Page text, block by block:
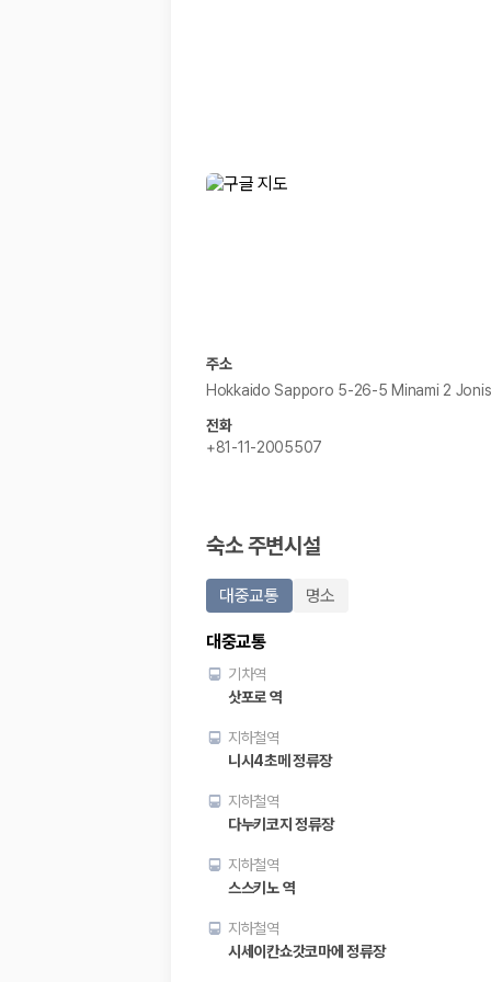
혼자 또는 2인 여행에 적합하며 제주 렌트카 최저가를 찾는 사용
단체 여행이나 4인 이상 가족 여행에 적합하며 인원수, 짐 공간, 보
2000만 고객이 선택한 렌트카 가격비교 플랫폼
카모아는 제주렌트카부터 국내·해외 렌트카까지 비교할 수 있는 렌트카 가
제주렌트카 가격비교 자주 묻는 질문
A. 대여일, 반납일, 인수 지역을 선택하면 제주도 렌트카 업체별 가격, 차
Q. 제주 렌트카 최저가는 무엇을 기준으로 비교해야 하나요?
Q. 제주 렌트카 가격비교 시 보험도 함께 비교할 수 있나요?
Q. 가족 여행에는 어떤 제주 렌트카를 비교해야 하나요?
제주렌트카 가격비교 주요 링크
제주도 렌트카 실시간 최저가 가격비교
주소
Hokkaido Sapporo 5-26-5 Minami 2
전화
+81-11-2005507
숙소 주변시설
대중교통 명소
대중교통
기차역
삿포로 역
지하철역
니시4초메 정류장
지하철역
다누키코지 정류장
지하철역
스스키노 역
지하철역
시세이칸쇼갓코마에 정류장